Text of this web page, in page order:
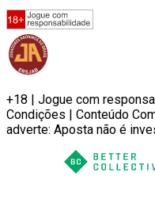
+18 | Jogue com
Condições | Conteúdo
adverte: Aposta não é